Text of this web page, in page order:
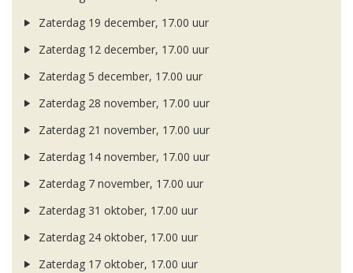
Zaterdag 19 december, 17.00 uur
Zaterdag 12 december, 17.00 uur
Zaterdag 5 december, 17.00 uur
Zaterdag 28 november, 17.00 uur
Zaterdag 21 november, 17.00 uur
Zaterdag 14 november, 17.00 uur
Zaterdag 7 november, 17.00 uur
Zaterdag 31 oktober, 17.00 uur
Zaterdag 24 oktober, 17.00 uur
Zaterdag 17 oktober, 17.00 uur